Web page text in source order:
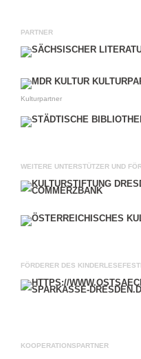
PARTNER
Kulturpartner
WEITERE UNTERSTÜTZER UND
FÖRDERER DES
KOOPERATIONSPARTNER